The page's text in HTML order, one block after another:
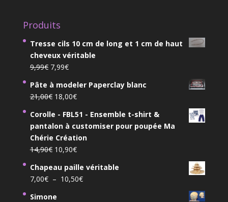
Produits
Tresse cils 10 cm de long et 1 cm de haut
cheveux véritable
9,99€ Le
initial
était :
9,99€.
7,99€Le
actuel
est :
7,99€.
Pâte à modeler Paperclay blanc
21,00€ Le
initial
était :
21,00€.
18,00€Le
actuel
est :
18,00€.
Corolle - FBL51 - Ensemble t-shirt &
pantalon à customiser pour poupée Ma
Chérie Création
14,90€ Le
initial
était :
14,90€.
10,90€Le
actuel
est :
Chapeau paille véritable
7,00€ – 10,50€Plage
Simone